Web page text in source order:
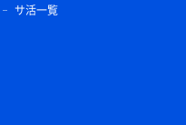
サ活一覧